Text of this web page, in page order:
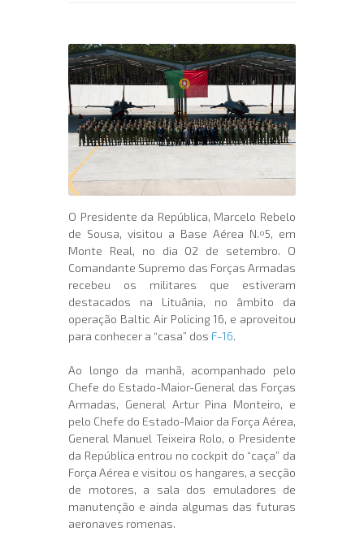
O Presidente da República, Marcelo Rebelo
de Sousa, visitou a Base Aérea N.º5, em
Monte Real, no dia 02 de setembro. O
Comandante Supremo das Forças Armadas
recebeu os militares que estiveram
destacados na Lituânia, no âmbito da
operação Baltic Air Policing 16, e aproveitou
para conhecer a “casa” dos F-16.
Ao longo da manhã, acompanhado pelo
Chefe do Estado-Maior-General das Forças
Armadas, General Artur Pina Monteiro, e
pelo Chefe do Estado-Maior da Força Aérea,
General Manuel Teixeira Rolo, o Presidente
da República entrou no cockpit do “caça” da
Força Aérea e visitou os hangares, a secção
de motores, a sala dos emuladores de
manutenção e ainda algumas das futuras
aeronaves romenas.